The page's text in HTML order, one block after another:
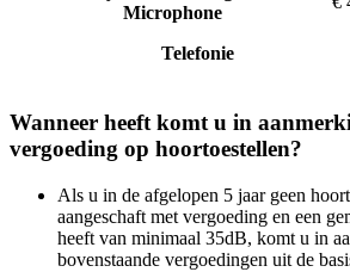
Microphone
Telefonie
Wanneer heeft komt u in
vergoeding op hoortoestellen?
Als u in de afgelopen 5 jaar geen
aangeschaft met vergoeding en een
heeft van minimaal 35dB, komt u in
bovenstaande vergoedingen uit de